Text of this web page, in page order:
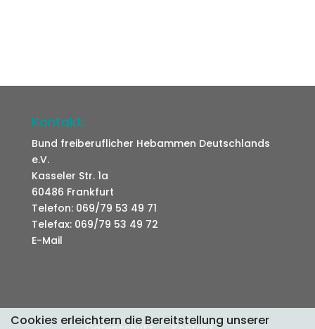
Kontakt:
Bund freiberuflicher Hebammen Deutschlands
e.V.
Kasseler Str. 1a
60486 Frankfurt
Telefon: 069/79 53 49 71
Telefax: 069/79 53 49 72
E-Mail
Cookies erleichtern die Bereitstellung unserer